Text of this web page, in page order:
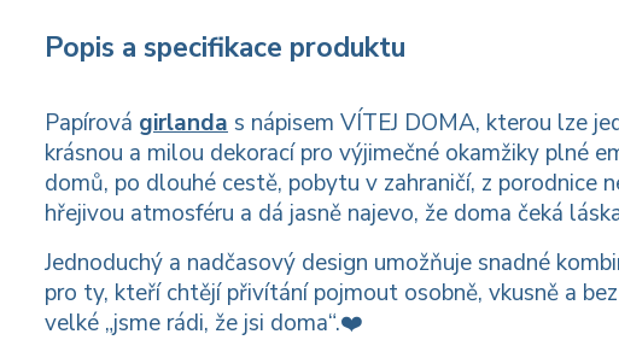
Popis a specifikace produktu
Papírová girlanda s nápisem VÍTEJ DOMA, kterou lze
krásnou a milou dekorací pro výjimečné okamžiky plné
domů, po dlouhé cestě, pobytu v zahraničí, z porodnice
hřejivou atmosféru a dá jasně najevo, že doma čeká
Jednoduchý a nadčasový design umožňuje snadné
pro ty, kteří chtějí přivítání pojmout osobně, vkusně a
velké „jsme rádi, že jsi doma“.❤️